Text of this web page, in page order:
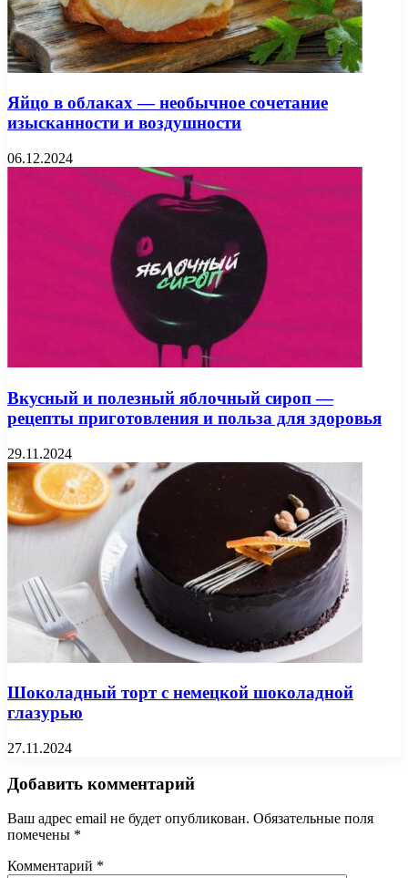
Яйцо в облаках — необычное сочетание
изысканности и воздушности
06.12.2024
Вкусный и полезный яблочный сироп —
рецепты приготовления и польза для здоровья
29.11.2024
Шоколадный торт с немецкой шоколадной
глазурью
27.11.2024
Добавить комментарий
Ваш адрес email не будет опубликован. Обязательные поля
помечены *
Комментарий *